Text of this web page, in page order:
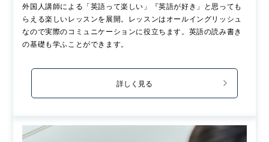
外国人講師による「英語って楽しい」『英語が好き」と思っても
らえる楽しいレッスンを展開。レッスンはオールイングリッシュ
なので実際のコミュニケーションに役立ちます。英語の読み書き
の基礎も学ふことができます。
詳しく見る